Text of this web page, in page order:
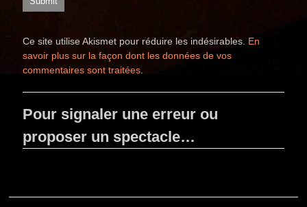
Ce site utilise Akismet pour réduire les indésirables. En
savoir plus sur la façon dont les données de vos
commentaires sont traitées.
Pour signaler une erreur ou
proposer un spectacle…